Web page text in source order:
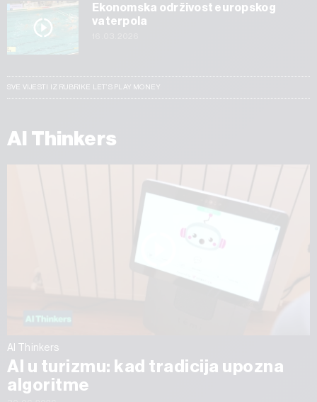
Ekonomska održivost europskog
vaterpola
SVE VIJESTI IZ RUBRIKE LET’S PLAY MONEY
AI Thinkers
AI Thinkers
AI u turizmu: kad tradicija upozna
algoritme